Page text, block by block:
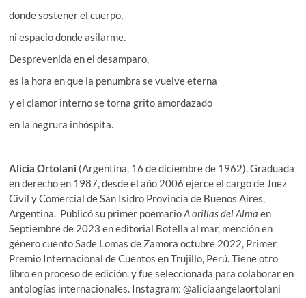
donde sostener el cuerpo,
ni espacio donde asilarme.
Desprevenida en el desamparo,
es la hora en que la penumbra se vuelve eterna
y el clamor interno se torna grito amordazado
en la negrura inhóspita.
Alicia Ortolani (Argentina, 16 de diciembre de 1962). Graduada
en derecho en 1987, desde el año 2006 ejerce el cargo de Juez
Civil y Comercial de San Isidro Provincia de Buenos Aires,
Argentina. Publicó su primer poemarioA orillas del Alma en
Septiembre de 2023 en editorial Botella al mar, mención en
género cuento Sade Lomas de Zamora octubre 2022, Primer
Premio Internacional de Cuentos en Trujillo, Perú. Tiene otro
libro en proceso de edición. y fue seleccionada para colaborar en
antologías internacionales. Instagram: @aliciaangelaortolani